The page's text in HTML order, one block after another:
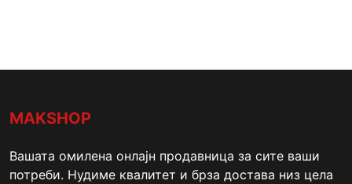
MAKSHOP
Вашата омилена онлајн продавница за сите ваши
потреби. Нудиме квалитет и брза достава низ цела